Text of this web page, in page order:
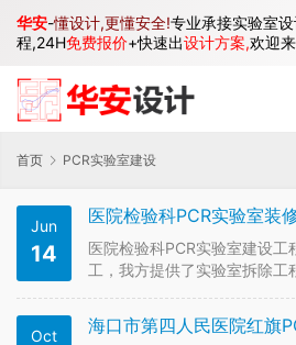
首页 PCR实验室建设
Jun
14
医院检验科PCR实验室装
医院检验科PCR实验室建设工
工，我方提供了实验室拆除工
实验室设置及配备全面满足
验收及审核组专家讨论，检验
Oct
华安-懂设计,更懂安全!专业承接实验室
程,24H免费报价+快速出设计方案,欢迎